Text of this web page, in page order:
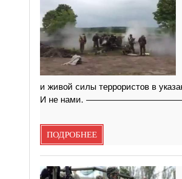
и живой силы террористов в
И не нами.
ПОДРОБНЕЕ